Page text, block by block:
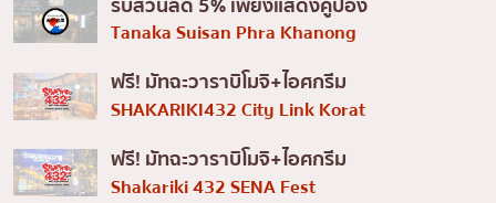
พระราม4 Tanaka Suisan Phra Khanong
ฟรี! มัทฉะวาราบิโมจิ+ไอศกรีม
SHAKARIKI432 City Link Korat
ฟรี! มัทฉะวาราบิโมจิ+ไอศกรีม
Shakariki 432 SENA Fest